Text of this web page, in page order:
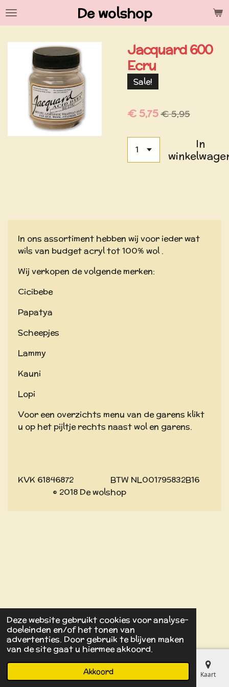
Deze website gebruikt cookies voor analyse-
doeleinden en/of het tonen van
advertenties. Door gebruik te blijven maken
van de site gaat u hiermee akkoord.
Akkoord
Ga
hoofdinhoud
De wolshop
Jacquard 600
Ecru
Sale!
€ 5,75€ 5,95
In
In ons assortiment hebben wij voor ieder wat
wils van budget acryl tot 100% wol .
Wij verkopen de volgende merken:
Cicibebe
Papatya
Scheepjes
Lammy
Kauni
Lopi
Voor een overzichts menu van de garens klikt
u op het pijltje rechts naast wol en garens.
KVK 61846872 BTW NL001795832B16
© 2018 De wolshop
E-mailadres Kaart